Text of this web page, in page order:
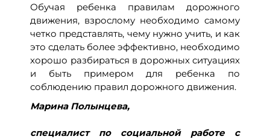
Обучая ребенка правилам дорожного
движения, взрослому необходимо самому
четко представлять, чему нужно учить, и как
это сделать более эффективно, необходимо
хорошо разбираться в дорожных ситуациях
и быть примером для ребенка по
соблюдению правил дорожного движения.
Марина Полынцева,
специалист по социальной работе с